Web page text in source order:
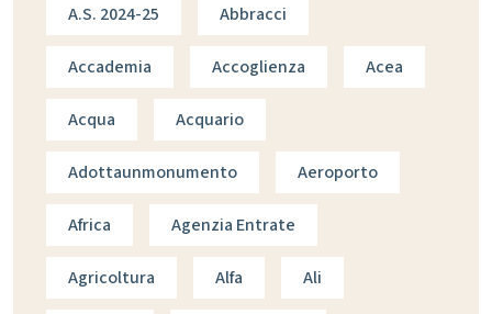
A.s. 2024-25 Abbracci
Accademia Accoglienza Acea
Acqua Acquario
Adottaunmonumento Aeroporto
Africa Agenzia Entrate
Agricoltura Alfa Ali